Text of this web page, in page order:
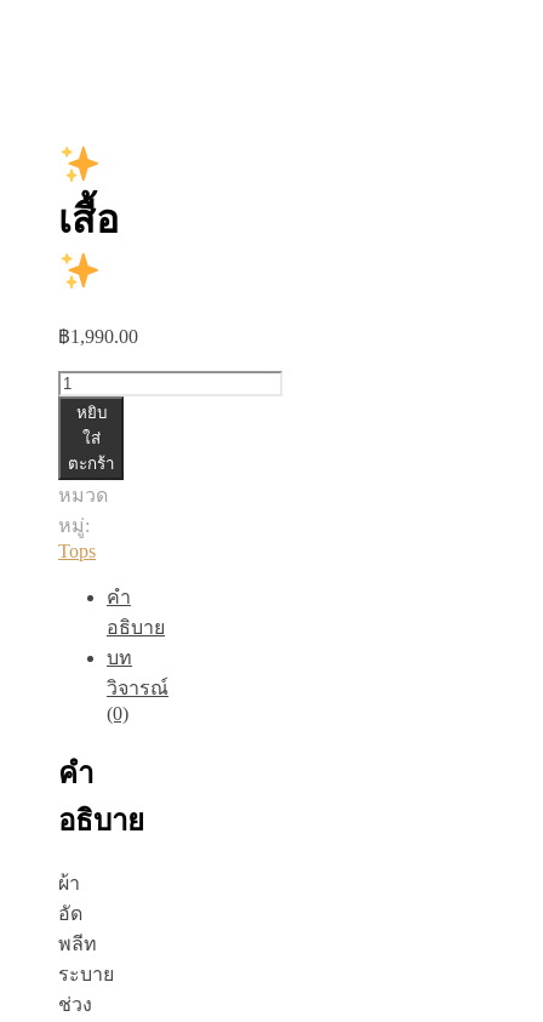
เสื้อ
฿1,990.00
จำนวน
เสื้อ
ชิ้น
หยิบ
ใส่
ตะกร้า
หมวด
หมู่:
Tops
คำ
อธิบาย
บท
วิจารณ์
(0)
คำ
อธิบาย
ผ้า
อัด
พลีท
ระบาย
ช่วง